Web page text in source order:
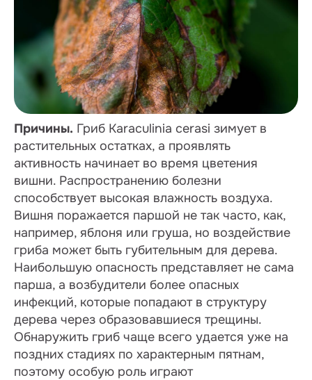
Причины. Гриб Karaculinia cerasi зимует в
растительных остатках, а проявлять
активность начинает во время цветения
вишни. Распространению болезни
способствует высокая влажность воздуха.
Вишня поражается паршой не так часто, как,
например, яблоня или груша, но воздействие
гриба может быть губительным для дерева.
Наибольшую опасность представляет не сама
парша, а возбудители более опасных
инфекций, которые попадают в структуру
дерева через образовавшиеся трещины.
Обнаружить гриб чаще всего удается уже на
поздних стадиях по характерным пятнам,
поэтому особую роль играют